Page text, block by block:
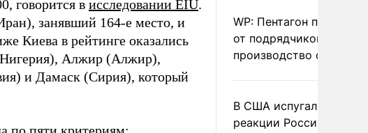
говорится в исследовании EIU.
занявший 164-е место, и
Киева в рейтинге оказались
Алжир (Алжир),
и Дамаск (Сирия), который
WP: Пентагон
от подрядчиков
производство оружия
В США испугались
реакции России и